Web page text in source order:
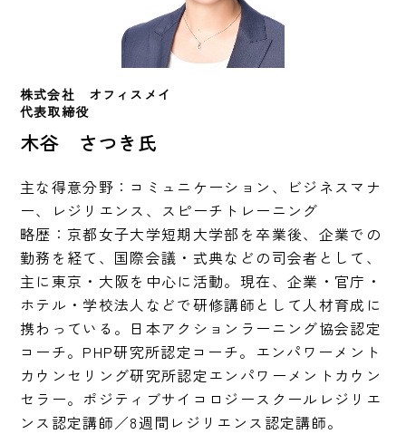
株式会社　オフィスメイ
代表取締役
木谷 さつき氏
主な得意分野：コミュニケーション、ビジネスマナ
ー、レジリエンス、スピーチトレーニング
略歴：京都女子大学短期大学部を卒業後、企業での
勤務を経て、国際会議・式典などの司会者として、
主に東京・大阪を中心に活動。現在、企業・官庁・
ホテル・学校法人などで研修講師として人材育成に
携わっている。日本アクションラーニング協会認定
コーチ。PHP研究所認定コーチ。エンパワーメント
カウンセリング研究所認定エンパワーメントカウン
セラー。ポジティブサイコロジースクールレジリエ
ンス認定講師／8週間レジリエンス認定講師。